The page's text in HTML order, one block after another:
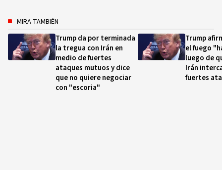
MIRA TAMBIÉN
Trump da por terminada
la tregua con Irán en
medio de fuertes
ataques mutuos y dice
que no quiere negociar
con "escoria"
Trump
el fuego
luego de
Irán
fuertes